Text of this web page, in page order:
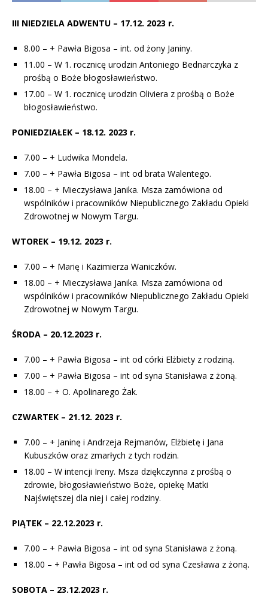
III NIEDZIELA ADWENTU – 17.12. 2023 r.
8.00 – + Pawła Bigosa – int. od żony Janiny.
11.00 – W 1. rocznicę urodzin Antoniego Bednarczyka z
prośbą o Boże błogosławieństwo.
17.00 – W 1. rocznicę urodzin Oliviera z prośbą o Boże
błogosławieństwo.
PONIEDZIAŁEK – 18.12. 2023 r.
7.00 – + Ludwika Mondela.
7.00 – + Pawła Bigosa – int od brata Walentego.
18.00 – + Mieczysława Janika. Msza zamówiona od
wspólników i pracowników Niepublicznego Zakładu Opieki
Zdrowotnej w Nowym Targu.
WTOREK – 19.12. 2023 r.
7.00 – + Marię i Kazimierza Waniczków.
18.00 – + Mieczysława Janika. Msza zamówiona od
wspólników i pracowników Niepublicznego Zakładu Opieki
Zdrowotnej w Nowym Targu.
ŚRODA – 20.12.2023 r.
7.00 – + Pawła Bigosa – int od córki Elżbiety z rodziną.
7.00 – + Pawła Bigosa – int od syna Stanisława z żoną.
18.00 – + O. Apolinarego Żak.
CZWARTEK – 21.12. 2023 r.
7.00 – + Janinę i Andrzeja Rejmanów, Elżbietę i Jana
Kubuszków oraz zmarłych z tych rodzin.
18.00 – W intencji Ireny. Msza dziękczynna z prośbą o
zdrowie, błogosławieństwo Boże, opiekę Matki
Najświętszej dla niej i całej rodziny.
PIĄTEK – 22.12.2023 r.
7.00 – + Pawła Bigosa – int od syna Stanisława z żoną.
18.00 – + Pawła Bigosa – int od od syna Czesława z żoną.
SOBOTA – 23.12.2023 r.